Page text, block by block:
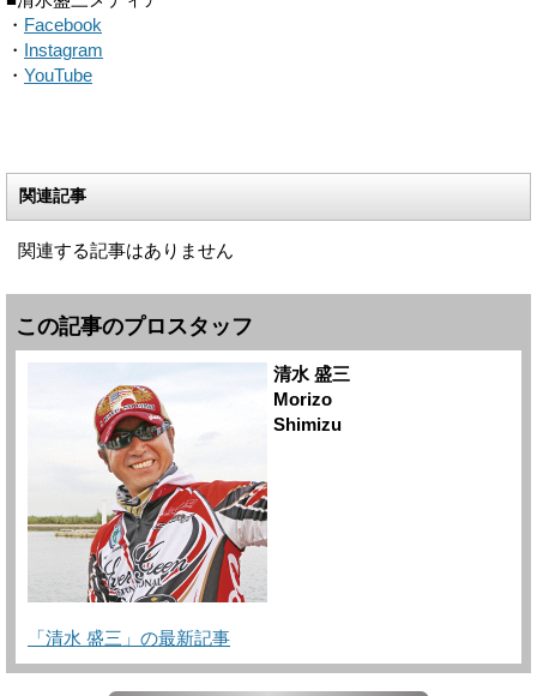
・ Facebook
・
Instagram
・ YouTube
関連記事
関連する記事はありません
この記事のプロスタッフ
清水 盛三
Morizo
Shimizu
「清水 盛三」の最新記事